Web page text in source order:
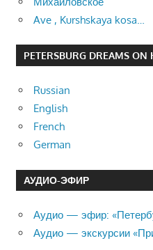
Ave , Kurshskaya kosa…
PETERSBURG DREAMS ON
Russian
English
French
German
АУДИО-ЭФИР
Аудио — эфир:
Аудио — экскурсии